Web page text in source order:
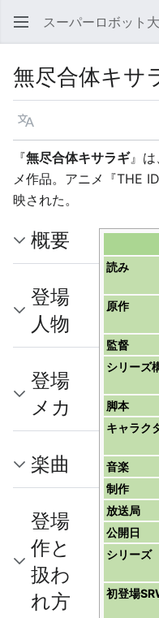
スーパーロボット
無尽合体キサ
言語
『無尽合体キサラギ』
メ作品。アニメ『THE
映された。
読み
原作
監督
シリーズ
脚本
キャラク
音楽
制作
放送局
公開日
シリーズ
初登場
概要
登場
人物
登場
メカ
楽曲
登場
作と
扱わ
れ方